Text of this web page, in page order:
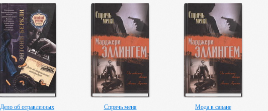
Дело об отравленных
Спрячь меня
Мода в саване